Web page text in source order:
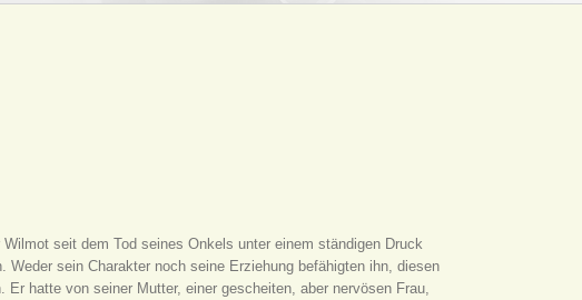
seit dem Tod seines Onkels unter einem ständigen Druck
Weder sein Charakter noch seine Erziehung befähigten ihn, diesen
hatte von seiner Mutter, einer gescheiten, aber nervösen Frau,